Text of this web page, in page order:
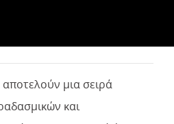
μια σειρά
και